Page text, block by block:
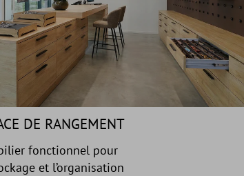
DE RANGEMENT
fonctionnel pour
et l’organisation